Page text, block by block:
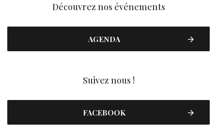
Découvrez nos événements
AGENDA
Suivez nous !
FACEBOOK